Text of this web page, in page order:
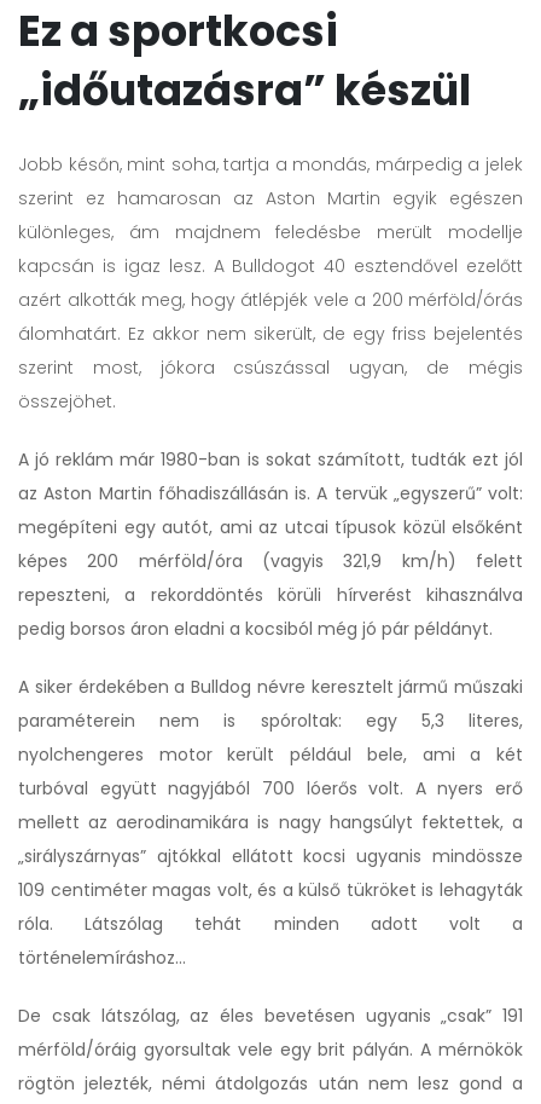
Ez a sportkocsi
„időutazásra” készül
Jobb későn, mint soha, tartja a mondás, márpedig a jelek
szerint ez hamarosan az Aston Martin egyik egészen
különleges, ám majdnem feledésbe merült modellje
kapcsán is igaz lesz. A Bulldogot 40 esztendővel ezelőtt
azért alkották meg, hogy átlépjék vele a 200 mérföld/órás
álomhatárt. Ez akkor nem sikerült, de egy friss bejelentés
szerint most, jókora csúszással ugyan, de mégis
összejöhet.
A jó reklám már 1980-ban is sokat számított, tudták ezt jól
az Aston Martin főhadiszállásán is. A tervük „egyszerű” volt:
megépíteni egy autót, ami az utcai típusok közül elsőként
képes 200 mérföld/óra (vagyis 321,9 km/h) felett
repeszteni, a rekorddöntés körüli hírverést kihasználva
pedig borsos áron eladni a kocsiból még jó pár példányt.
A siker érdekében a Bulldog névre keresztelt jármű műszaki
paraméterein nem is spóroltak: egy 5,3 literes,
nyolchengeres motor került például bele, ami a két
turbóval együtt nagyjából 700 lóerős volt. A nyers erő
mellett az aerodinamikára is nagy hangsúlyt fektettek, a
„sirályszárnyas” ajtókkal ellátott kocsi ugyanis mindössze
109 centiméter magas volt, és a külső tükröket is lehagyták
róla. Látszólag tehát minden adott volt a
történelemíráshoz…
De csak látszólag, az éles bevetésen ugyanis „csak” 191
mérföld/óráig gyorsultak vele egy brit pályán. A mérnökök
rögtön jelezték, némi átdolgozás után nem lesz gond a